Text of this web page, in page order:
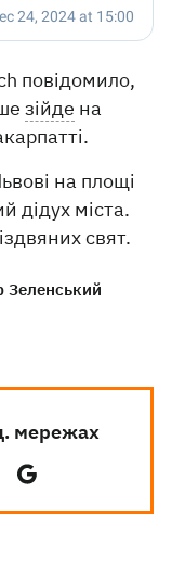
повідомило,
зійде на
на площі
дідух міста.
свят.
Зеленський
мережах